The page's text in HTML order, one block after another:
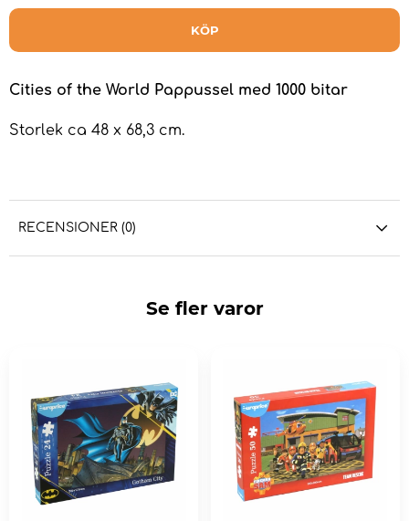
KÖP
Cities of the World Pappussel med 1000 bitar
Storlek ca 48 x 68,3 cm.
RECENSIONER (0)
Se fler varor